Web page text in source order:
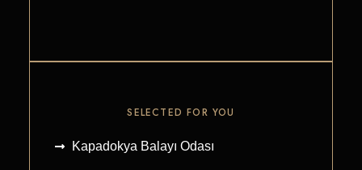
SELECTED FOR YOU
Kapadokya Balayı Odası